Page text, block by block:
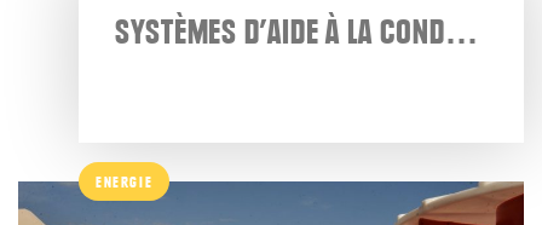
SYSTÈMES D’AIDE À LA CONDUITE
ENERGIE